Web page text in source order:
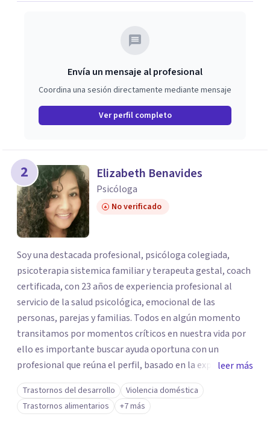
Envía un mensaje al profesional
Coordina una sesión directamente mediante mensaje
Ver perfil completo
2 Elizabeth Benavides
Psicóloga
No verificado
Soy una destacada profesional, psicóloga colegiada,
psicoterapia sistemica familiar y terapeuta gestal, coach
certificada, con 23 años de experiencia profesional al
servicio de la salud psicológica, emocional de las
personas, parejas y familias. Todos en algún momento
transitamos por momentos críticos en nuestra vida por
ello es importante buscar ayuda oportuna con un
profesional que reúna el perfil, basado en la experiencia y
habilidades personales y profesionales que permita una
intervención rápida y oportuna que le permita al paciente
devolverle su equilibrio.
leer más
Trastornos del desarrollo
Violencia doméstica
Trastornos alimentarios
+7 más